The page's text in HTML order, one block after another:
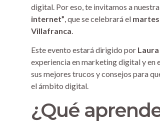
digital. Por eso, te invitamos a
internet” , que se celebrará el martes
Villafranca
Este evento estará dirigido por
experiencia en marketing digital y
sus mejores trucos y consejos para
el ámbito digital.
¿Qué